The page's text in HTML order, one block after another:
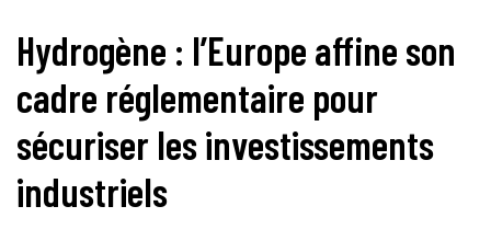
Hydrogène : l’Europe affine son
cadre réglementaire pour
sécuriser les investissements
industriels